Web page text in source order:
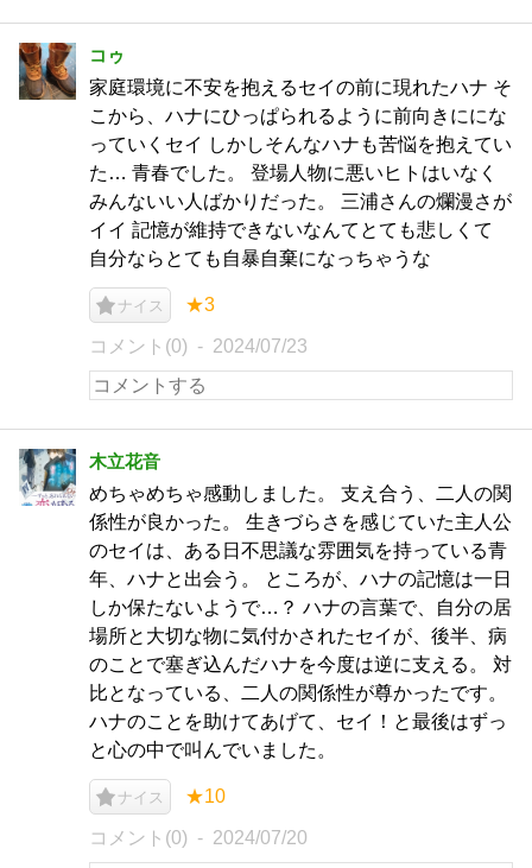
コゥ
家庭環境に不安を抱えるセイの前に現れたハナ そ
こから、ハナにひっぱられるように前向きににな
っていくセイ しかしそんなハナも苦悩を抱えてい
た… 青春でした。 登場人物に悪いヒトはいなく
みんないい人ばかりだった。 三浦さんの爛漫さが
イイ 記憶が維持できないなんてとても悲しくて
自分ならとても自暴自棄になっちゃうな
ナイス ★3
コメント(0) 2024/07/23
木立花音
めちゃめちゃ感動しました。 支え合う、二人の関
係性が良かった。 生きづらさを感じていた主人公
のセイは、ある日不思議な雰囲気を持っている青
年、ハナと出会う。 ところが、ハナの記憶は一日
しか保たないようで…？ ハナの言葉で、自分の居
場所と大切な物に気付かされたセイが、後半、病
のことで塞ぎ込んだハナを今度は逆に支える。 対
比となっている、二人の関係性が尊かったです。
ハナのことを助けてあげて、セイ！と最後はずっ
と心の中で叫んでいました。
ナイス ★10
コメント(0) 2024/07/20